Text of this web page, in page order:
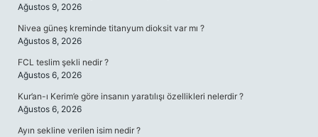
Ağustos 9, 2026
Nivea güneş kreminde titanyum dioksit var mı ?
Ağustos 8, 2026
FCL teslim şekli nedir ?
Ağustos 6, 2026
Kur’an-ı Kerim’e göre insanın yaratılışı özellikleri nelerdir ?
Ağustos 6, 2026
Ayın sekline verilen isim nedir ?